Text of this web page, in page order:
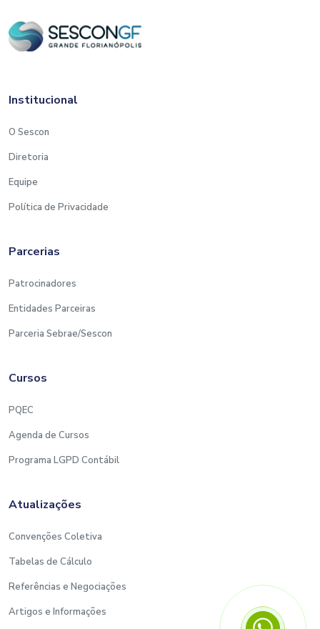
Institucional
O Sescon
Diretoria
Equipe
Política de Privacidade
Parcerias
Patrocinadores
Entidades Parceiras
Parceria Sebrae/Sescon
Cursos
PQEC
Agenda de Cursos
Programa LGPD Contábil
Atualizações
Convenções Coletiva
Tabelas de Cálculo
Referências e Negociações
Artigos e Informações